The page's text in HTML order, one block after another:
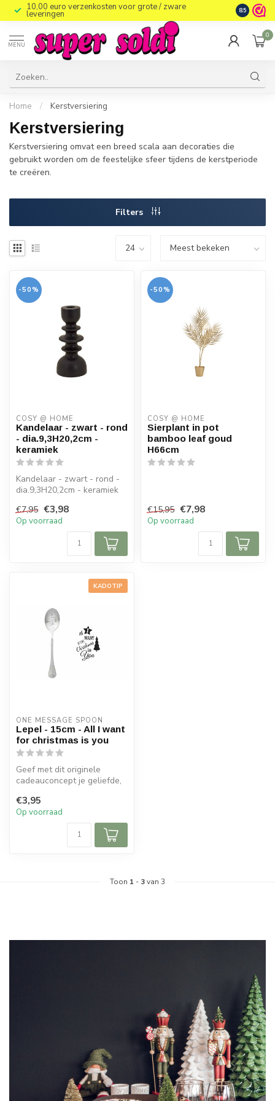
10,00 euro verzenkosten voor grote / zware
leveringen 8.5
MENU
0
Home / Kerstversiering
Kerstversiering
Kerstversiering omvat een breed scala aan decoraties die
gebruikt worden om de feestelijke sfeer tijdens de kerstperiode
te creëren.
Filters
-50%
COSY @ HOME
Kandelaar - zwart - rond
- dia.9,3H20,2cm -
keramiek
Kandelaar - zwart - rond -
dia.9,3H20,2cm - keramiek
€7,95 €3,98
Op voorraad
-50%
COSY @ HOME
Sierplant in pot
bamboo leaf goud
H66cm
€15,95 €7,98
Op voorraad
KADOTIP
ONE MESSAGE SPOON
Lepel - 15cm - All I want
for christmas is you
Geef met dit originele
cadeauconcept je geliefde,
vrie...
€3,95
Op voorraad
Toon 1 - 3van 3